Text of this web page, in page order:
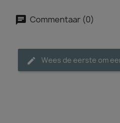
Commentaar (0)
Wees de eerste om